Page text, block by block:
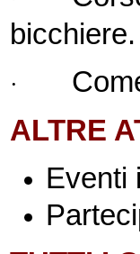
bicchiere.
·
ALTRE
Eventi